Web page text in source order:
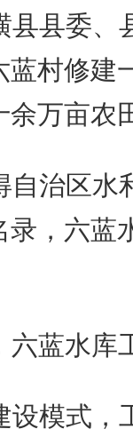
县县委、
蓝村修建
余万亩农
自治区水
，六蓝
六蓝水库
设模式，